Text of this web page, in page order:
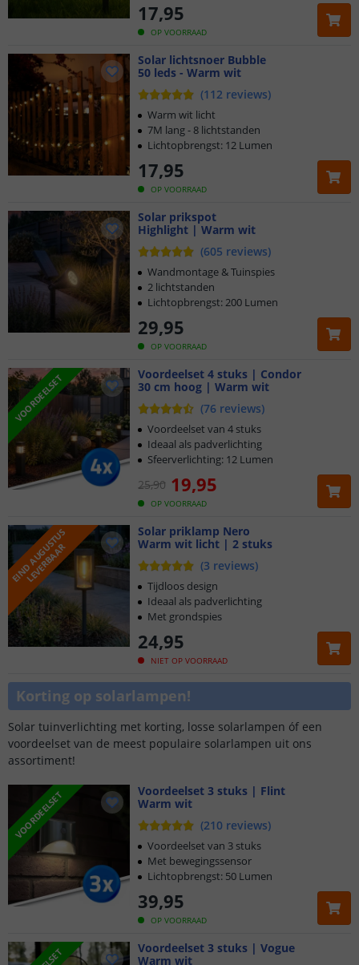
OP VOORRAAD
17,95
Solar lichtsnoer Bubble
50 leds - Warm wit
(112 reviews)
OP VOORRAAD
17,95
Warm wit licht
7M lang - 8 lichtstanden
Lichtopbrengst: 12 Lumen
Solar prikspot
Highlight | Warm wit
(605 reviews)
OP VOORRAAD
29,95
Wandmontage & Tuinspies
2 lichtstanden
Lichtopbrengst: 200 Lumen
VOORDEELSET
Voordeelset 4 stuks | Condor
30 cm hoog | Warm wit
(76 reviews)
OP VOORRAAD
25,90 19,95
Voordeelset van 4 stuks
Ideaal als padverlichting
Sfeerverlichting: 12 Lumen
E
I
N
D
A
U
G
U
S
T
U
S
L
E
V
E
R
B
A
A
R
Solar priklamp Nero
Warm wit licht | 2 stuks
(3 reviews)
NIET OP VOORRAAD
24,95
Tijdloos design
Ideaal als padverlichting
Met grondspies
Korting op solarlampen!
Solar tuinverlichting met korting, losse solarlampen óf een
voordeelset van de meest populaire solarlampen uit ons
assortiment!
VOORDEELSET
Voordeelset 3 stuks | Flint
Warm wit
(210 reviews)
OP VOORRAAD
39,95
Voordeelset van 3 stuks
Met bewegingssensor
Lichtopbrengst: 50 Lumen
Voordeelset 3 stuks | Vogue
Warm wit